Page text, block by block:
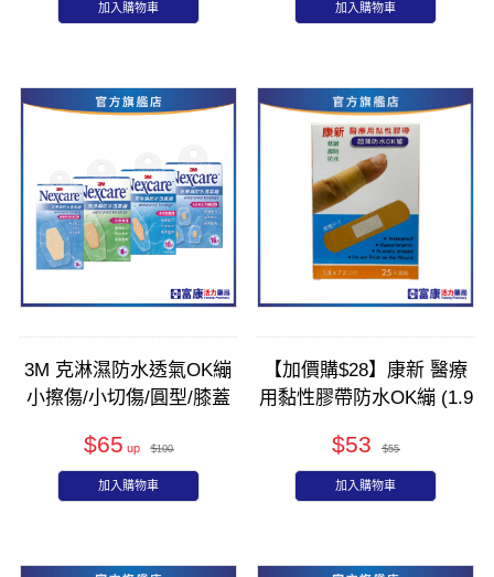
加入購物車 加入購物車
3M 克淋濕防水透氣OK繃
小擦傷/小切傷/圓型/膝蓋
$65 $100
加入購物車
【加價購$28】康新 醫療
用黏性膠帶防水OK繃 (1.9
$53 $55
加入購物車